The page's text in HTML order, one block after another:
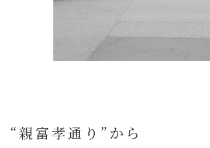
“親富孝通り”から